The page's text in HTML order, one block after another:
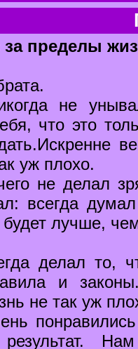
пределы
не
что это
уж плохо.
не делал
всегда
будет лучше,
делал то,
и
не так уж
результат.